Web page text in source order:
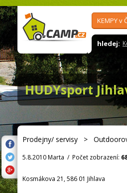
KEMPY v
hledej:
HUDYsport
Prodejny/ servisy >
5.8.2010 Marta / Počet zobrazení:
Kosmákova 21, 586 01 Jihlava